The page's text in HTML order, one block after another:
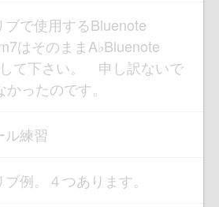
ブで使用するBluenote
はそのままA♭Bluenote
て下さい。 申し訳ないで
ったのです。
ル練習
例。４つあります。